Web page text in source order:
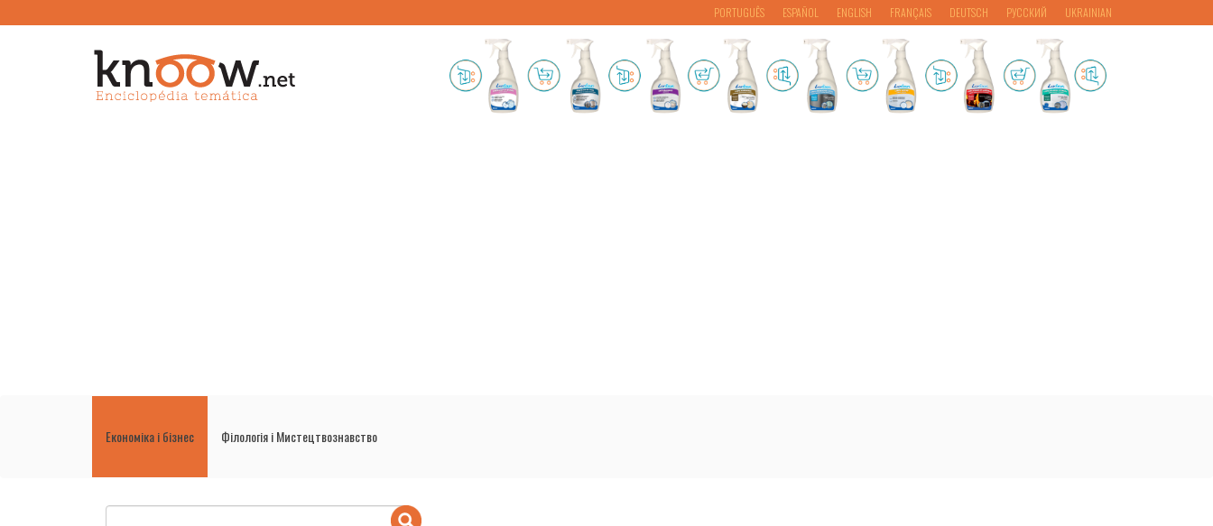
PORTUGUÊS ESPAÑOL ENGLISH FRANÇAIS DEUTSCH РУССКИЙ UKRAINIAN
Економіка і бізнес Філологія і Мистецтвознавство